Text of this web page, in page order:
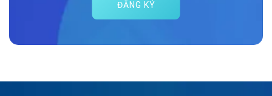
ĐĂNG KÝ